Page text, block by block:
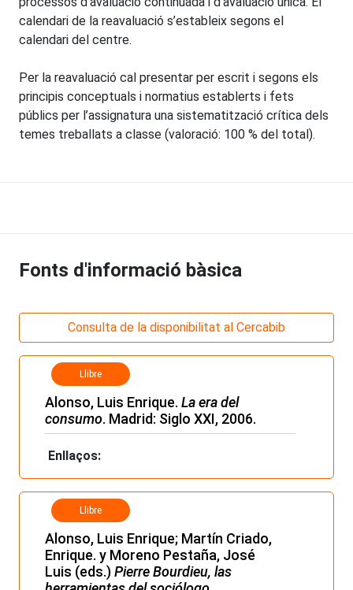
calendari de la reavaluació s’estableix segons el
calendari del centre.
Per la reavaluació cal presentar per escrit i segons els
principis conceptuals i normatius establerts i fets
públics per l’assignatura una sistematització crítica dels
temes treballats a classe (valoració: 100 % del total).
Fonts d'informació bàsica
Consulta de la disponibilitat al Cercabib
Llibre
Alonso, Luis Enrique. La era del
consumo. Madrid: Siglo XXI, 2006.
Enllaços:
Llibre
Alonso, Luis Enrique; Martín Criado,
Enrique. y Moreno Pestaña, José
Luis (eds.)Pierre Bourdieu, las